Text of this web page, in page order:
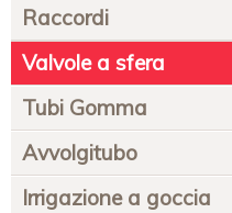
Raccordi
Valvole a sfera
Tubi Gomma
Avvolgitubo
Irrigazione a goccia